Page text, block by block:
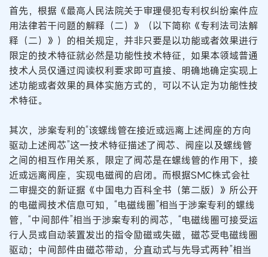
首先，根据《最高人民法院关于审理侵犯专利权纠纷案件应
用法律若干问题的解释（二）》（以下简称《专利法司法解
释（二）》）的相关规定，并非只要是以功能或者效果进行
限定的技术特征就必然是功能性技术特征，如果本领域普通
技术人员仅通过阅读权利要求即可直接、明确地确定实现上
述功能或者效果的具体实施方式的，可以不认定为功能性技
术特征。
其次，涉案专利的“该螺线管在接近或远离上述阀座的方向
驱动上述阀芯”这一技术特征描述了阀芯、阀座以及螺线管
之间的相互作用关系，限定了阀芯是在螺线管的作用下，接
近或远离阀座，实现电磁阀的启闭。而根据SMC株式会社
二审提交的新证据《中国电力百科全书（第二版）》所公开
的电磁阀技术信息可知，“电磁线圈”相当于涉案专利的螺线
管，“中间部件”相当于涉案专利的阀芯，“电磁线圈可接受运
行人员或自动装置发出的指令励磁或失磁，磁芯受电磁线圈
驱动；中间部件由磁芯带动，分直动式与先导式两种”相当